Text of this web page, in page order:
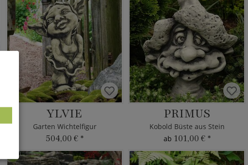
YLVIE
Garten Wichtelfigur
504,00 € *
PRIMUS
Kobold Büste aus Stein
ab 101,00 € *